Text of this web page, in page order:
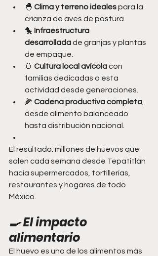
🐣 Clima y terreno ideales para la
crianza de aves de postura.
🐤 Infraestructura
desarrollada de granjas y plantas
de empaque.
🥚 Cultura local avícola con
familias dedicadas a esta
actividad desde generaciones.
🌽 Cadena productiva completa,
desde alimento balanceado
hasta distribución nacional.
El resultado: millones de huevos que
salen cada semana desde Tepatitlán
hacia supermercados, tortillerías,
restaurantes y hogares de todo
México.
🍳 El impacto
alimentario
El huevo es uno de los alimentos más